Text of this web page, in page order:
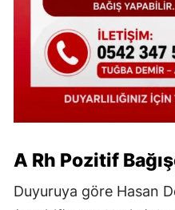
A Rh Pozitif
Duyuruya göre Hasan